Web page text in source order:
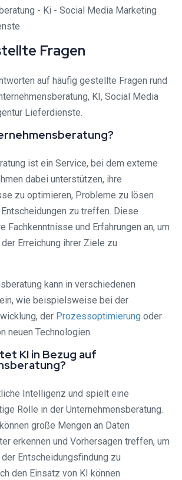
Fragen
auf häufig gestellte Fragen rund
KI, Social Media
Lieferdienste.
ist ein Service, bei dem externe
dabei unterstützen, ihre
zu optimieren, Probleme zu lösen
zu treffen. Diese
Fachkenntnisse und Erfahrungen an, um
Erreichung ihrer Ziele zu
kann in verschiedenen
wie beispielsweise bei der
der Prozessoptimierung oder
neuen Technologien.
KI in Bezug auf
Intelligenz und spielt eine
Rolle in der Unternehmensberatung.
große Mengen an Daten
erkennen und Vorhersagen treffen, um
Entscheidungsfindung zu
den Einsatz von KI können